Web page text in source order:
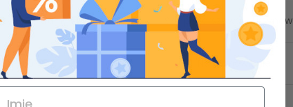
centralny Sklep Warszawa - Ursynów
65 Na zamówienie